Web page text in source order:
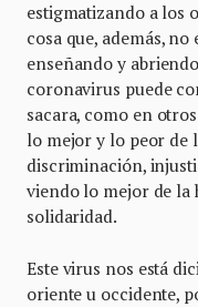
estigmatizando a los
cosa que, además,
enseñando y
coronavirus puede
sacara, como en
lo mejor y lo peor de
discriminación,
viendo lo mejor de la
solidaridad.
Este virus nos está
oriente u occidente,